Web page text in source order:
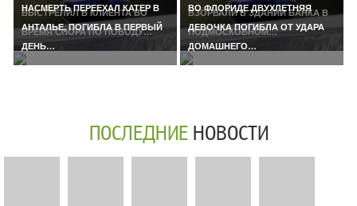
ВЫСТРЕЛИЛ В КЛИЕНТА ВО
ВРЕМЯ СПОРА ПО ПОВОДУ…
ВЗОРВАЛИ В ЗДАНИИ БАНКА В
ПОДМОСКОВНОМ…
НАСМЕРТЬ ПЕРЕЕХАЛ КАТЕР В
АНТАЛЬЕ, ПОГИБЛА В ПЕРВЫЙ
ДЕНЬ…
ВО ФЛОРИДЕ ДВУХЛЕТНЯЯ
ДЕВОЧКА ПОГИБЛА ОТ УДАРА
ДОМАШНЕГО…
ПОСЛЕДНИЕ НОВОСТИ